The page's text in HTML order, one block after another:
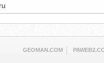
GEOMAN.COM